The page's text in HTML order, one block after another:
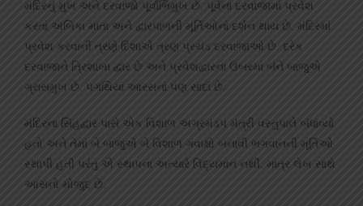
મંદિરનું મુખ અને દરવાજો પૂર્વાભિમુખ છે. પૂર્વના દરવાજામાં પ્રવેશ
કરતાં અંબિકા માતા અને દ્વારપાળની મૂર્તિઓનાં દર્શન થાય છે. મંદિરમાં
પ્રવેશ કરવાની ત્રણે દિશાએ ત્રણ પ્રચંડ દરવાજાઓ છે. દરેક
દરવાજાને ત્રિશાખા દ્વાર છે અને પ્રવેશદ્વારના ઉંબરમાં બંને બાજુએ
ગ્રાસમુખ છે. પગથિયાં આરસનાં પણ સાદાં છે.
મંદિરના સિંહદ્વાર પાસે એક વિશાળ અગ્રમંડપ મંત્રી વસ્તુપાલે બંધાવ્યો
હતો અને તેમાં બે બાજુએ બે વિશાળ ગવાક્ષો બનાવી ભગવાનની મૂર્તિઓ
સ્થાપી હતી પરંતુ એ સ્થાપના અત્યારે વિદ્યમાન નથી. માત્ર લેખ સાથે
આસનો મોજુદ છે.